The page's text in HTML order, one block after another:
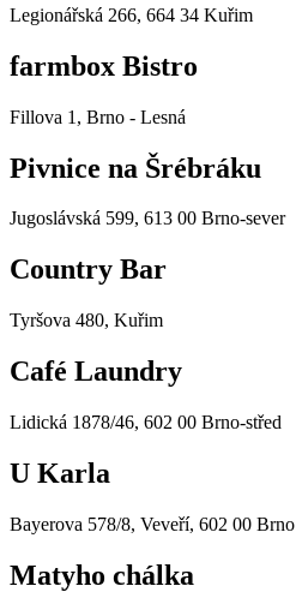
Legionářská 266, 664 34 Kuřim
farmbox Bistro
Fillova 1, Brno - Lesná
Pivnice na Šrébráku
Jugoslávská 599, 613 00 Brno-sever
Country Bar
Tyršova 480, Kuřim
Café Laundry
Lidická 1878/46, 602 00 Brno-střed
U Karla
Bayerova 578/8, Veveří, 602 00 Brno
Matyho chálka